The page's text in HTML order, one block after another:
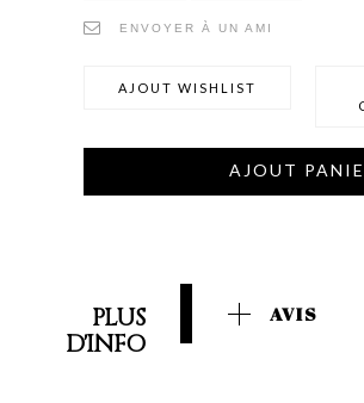
ENVOYER À UN AMI
AJOUT WISHLIST
AJOUT
PLUS
D'INFO
AVIS